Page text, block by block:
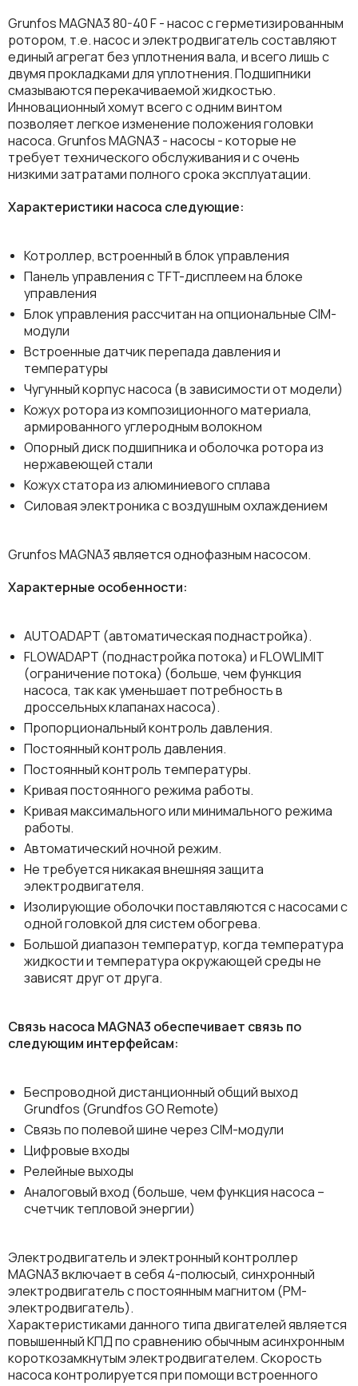
Grunfos MAGNA3 80-40 F - насос с герметизированным
ротором, т.е. насос и электродвигатель составляют
единый агрегат без уплотнения вала, и всего лишь с
двумя прокладками для уплотнения. Подшипники
смазываются перекачиваемой жидкостью.
Инновационный хомут всего с одним винтом
позволяет легкое изменение положения головки
насоса. Grunfos MAGNA3 - насосы - которые не
требует технического обслуживания и с очень
низкими затратами полного срока эксплуатации.
Характеристики насоса следующие:
Котроллер, встроенный в блок управления
Панель управления с TFT-дисплеем на блоке
управления
Блок управления рассчитан на опциональные CIM-
модули
Встроенные датчик перепада давления и
температуры
Чугунный корпус насоса (в зависимости от модели)
Кожух ротора из композиционного материала,
армированного углеродным волокном
Опорный диск подшипника и оболочка ротора из
нержавеющей стали
Кожух статора из алюминиевого сплава
Силовая электроника с воздушным охлаждением
Grunfos MAGNA3 является однофазным насосом.
Характерные особенности:
AUTOADAPT (автоматическая поднастройка).
FLOWADAPT (поднастройка потока) и FLOWLIMIT
(ограничение потока) (больше, чем функция
насоса, так как уменьшает потребность в
дроссельных клапанах насоса).
Пропорциональный контроль давления.
Постоянный контроль давления.
Постоянный контроль температуры.
Кривая постоянного режима работы.
Кривая максимального или минимального режима
работы.
Автоматический ночной режим.
Не требуется никакая внешняя защита
электродвигателя.
Изолирующие оболочки поставляются с насосами с
одной головкой для систем обогрева.
Большой диапазон температур, когда температура
жидкости и температура окружающей среды не
зависят друг от друга.
Связь насоса MAGNA3 обеспечивает связь по
следующим интерфейсам:
Беспроводной дистанционный общий выход
Grundfos (Grundfos GO Remote)
Связь по полевой шине через CIM-модули
Цифровые входы
Релейные выходы
Аналоговый вход (больше, чем функция насоса –
счетчик тепловой энергии)
Электродвигатель и электронный контроллер
MAGNA3 включает в себя 4-полюсый, синхронный
электродвигатель с постоянным магнитом (РМ-
электродвигатель).
Характеристиками данного типа двигателей является
повышенный КПД по сравнению обычным асинхронным
короткозамкнутым электродвигателем. Скорость
насоса контролируется при помощи встроенного